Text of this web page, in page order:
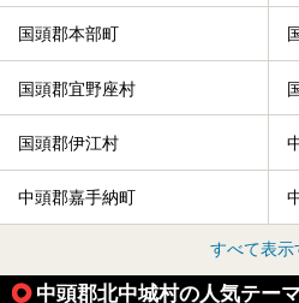
国頭郡本部町
国頭郡宜野座村
国頭郡伊江村
中頭郡嘉手納町
すべて表示
中頭郡北中城村の人気テー